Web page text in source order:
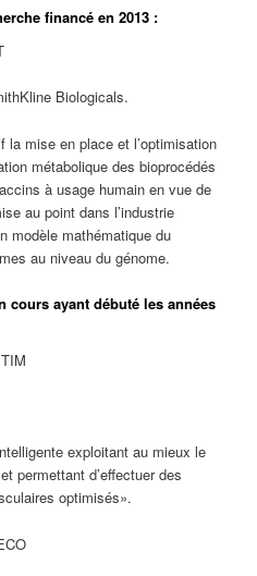
financé en 2013 :
Biologicals.
la mise en place et l’optimisation
métabolique des bioprocédés
à usage humain en vue de
au point dans l’industrie
modèle mathématique du
au niveau du génome.
ayant débuté les années
exploitant au mieux le
permettant d’effectuer des
optimisés».